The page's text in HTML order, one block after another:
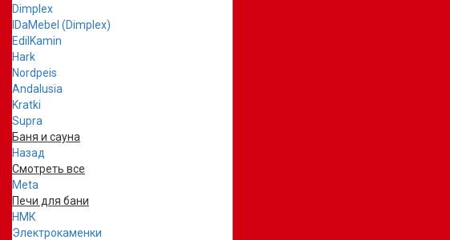
Dimplex
IDaMebel (Dimplex)
EdilKamin
Hark
Nordpeis
Andalusia
Kratki
Supra
Баня и сауна
Назад
Смотреть все
Meta
Печи для бани
НМК
Электрокаменки